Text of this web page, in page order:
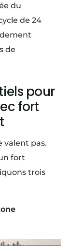
du
de 24
de
pour
fort
valent pas.
fort
trois